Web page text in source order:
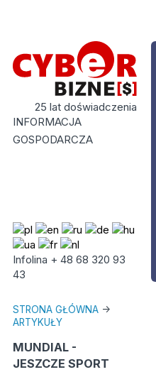
25 lat doświadczenia
INFORMACJA
GOSPODARCZA
Infolina + 48 68 320 93
43
STRONA GŁÓWNA->
ARTYKUŁY
MUNDIAL -
JESZCZE SPORT